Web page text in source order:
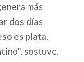
más
dos días
es plata.
sostuvo.